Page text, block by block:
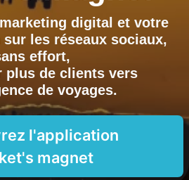
digital et votre
les réseaux sociaux,
effort,
plus de clients vers
de voyages.
l'application
magnet